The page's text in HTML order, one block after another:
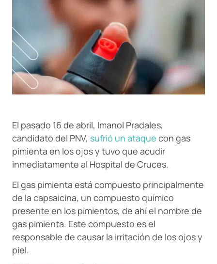
El pasado 16 de abril, Imanol Pradales,
candidato del PNV, sufrió un ataque con gas
pimienta en los ojos y tuvo que acudir
inmediatamente al Hospital de Cruces.
El gas pimienta está compuesto principalmente
de la capsaicina, un compuesto químico
presente en los pimientos, de ahí el nombre de
gas pimienta. Este compuesto es el
responsable de causar la irritación de los ojos y
piel.